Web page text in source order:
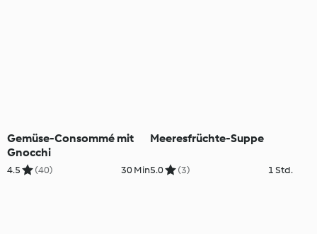
Gemüse-Consommé mit
Gnocchi
4.5 (40) 30 Min
Meeresfrüchte-Suppe
5.0 (3) 1 Std.